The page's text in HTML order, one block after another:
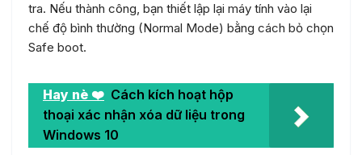
tra. Nếu thành công, bạn thiết lập lại máy tính vào lại
chế độ bình thường (Normal Mode) bằng cách bỏ chọn
Safe boot.
Hay nè ❤️ Cách kích hoạt hộp
thoại xác nhận xóa dữ liệu trong
Windows 10